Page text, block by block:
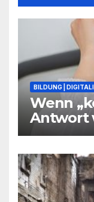
BILDUNG |
Wenn
Antwort